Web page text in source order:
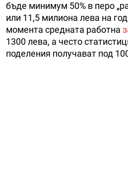
бъде минимум 50% в перо
или 11,5 милиона лева на
момента средната работна
1300 лева, а често
поделения получават под